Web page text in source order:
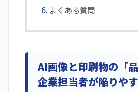
よくある質問
AI画像と印刷物の「
企業担当者が陥りや